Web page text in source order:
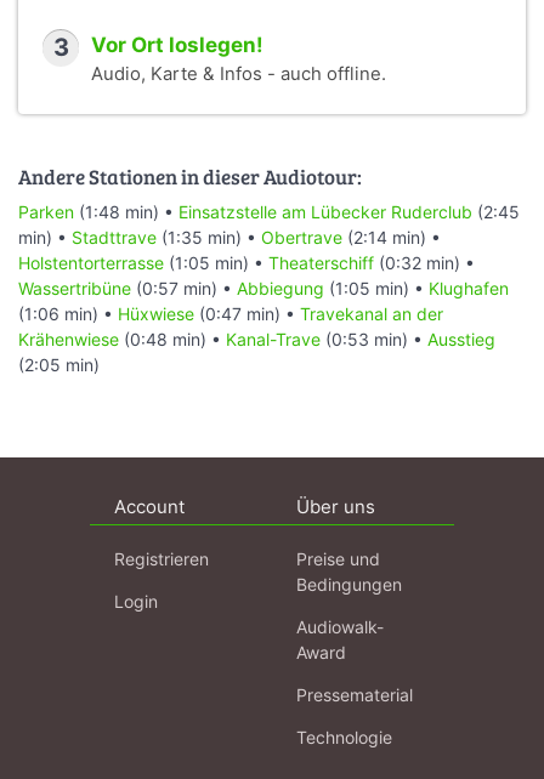
3 Vor Ort loslegen!
Audio, Karte & Infos - auch offline.
Andere Stationen in dieser Audiotour:
Parken (1:48 min) • Einsatzstelle am Lübecker Ruderclub (2:45
min) • Stadttrave (1:35 min) • Obertrave (2:14 min) •
Holstentorterrasse (1:05 min) • Theaterschiff (0:32 min) •
Wassertribüne (0:57 min) • Abbiegung (1:05 min) • Klughafen
(1:06 min) • Hüxwiese (0:47 min) • Travekanal an der
Krähenwiese (0:48 min) • Kanal-Trave (0:53 min) • Ausstieg
(2:05 min)
Account
Registrieren
Login
Über uns
Preise und
Bedingungen
Audiowalk-
Award
Pressematerial
Technologie